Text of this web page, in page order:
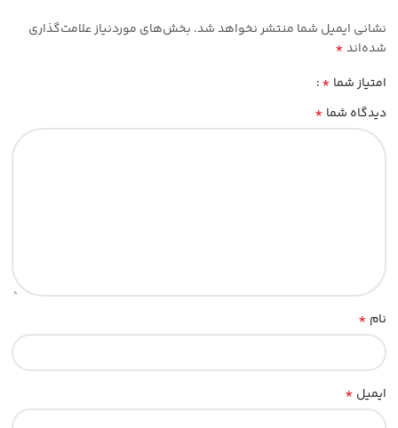
نشانی ایمیل شما منتشر نخواهد شد. بخش‌های موردنیاز علامت‌گذاری
شده‌اند*
امتیاز شما *
دیدگاه شما *
نام *
ایمیل *